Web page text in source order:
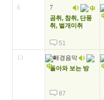
6
7
곰취, 참취, 단풍
취, 벌개미취
51
13
14
돌아와 보는 방
87